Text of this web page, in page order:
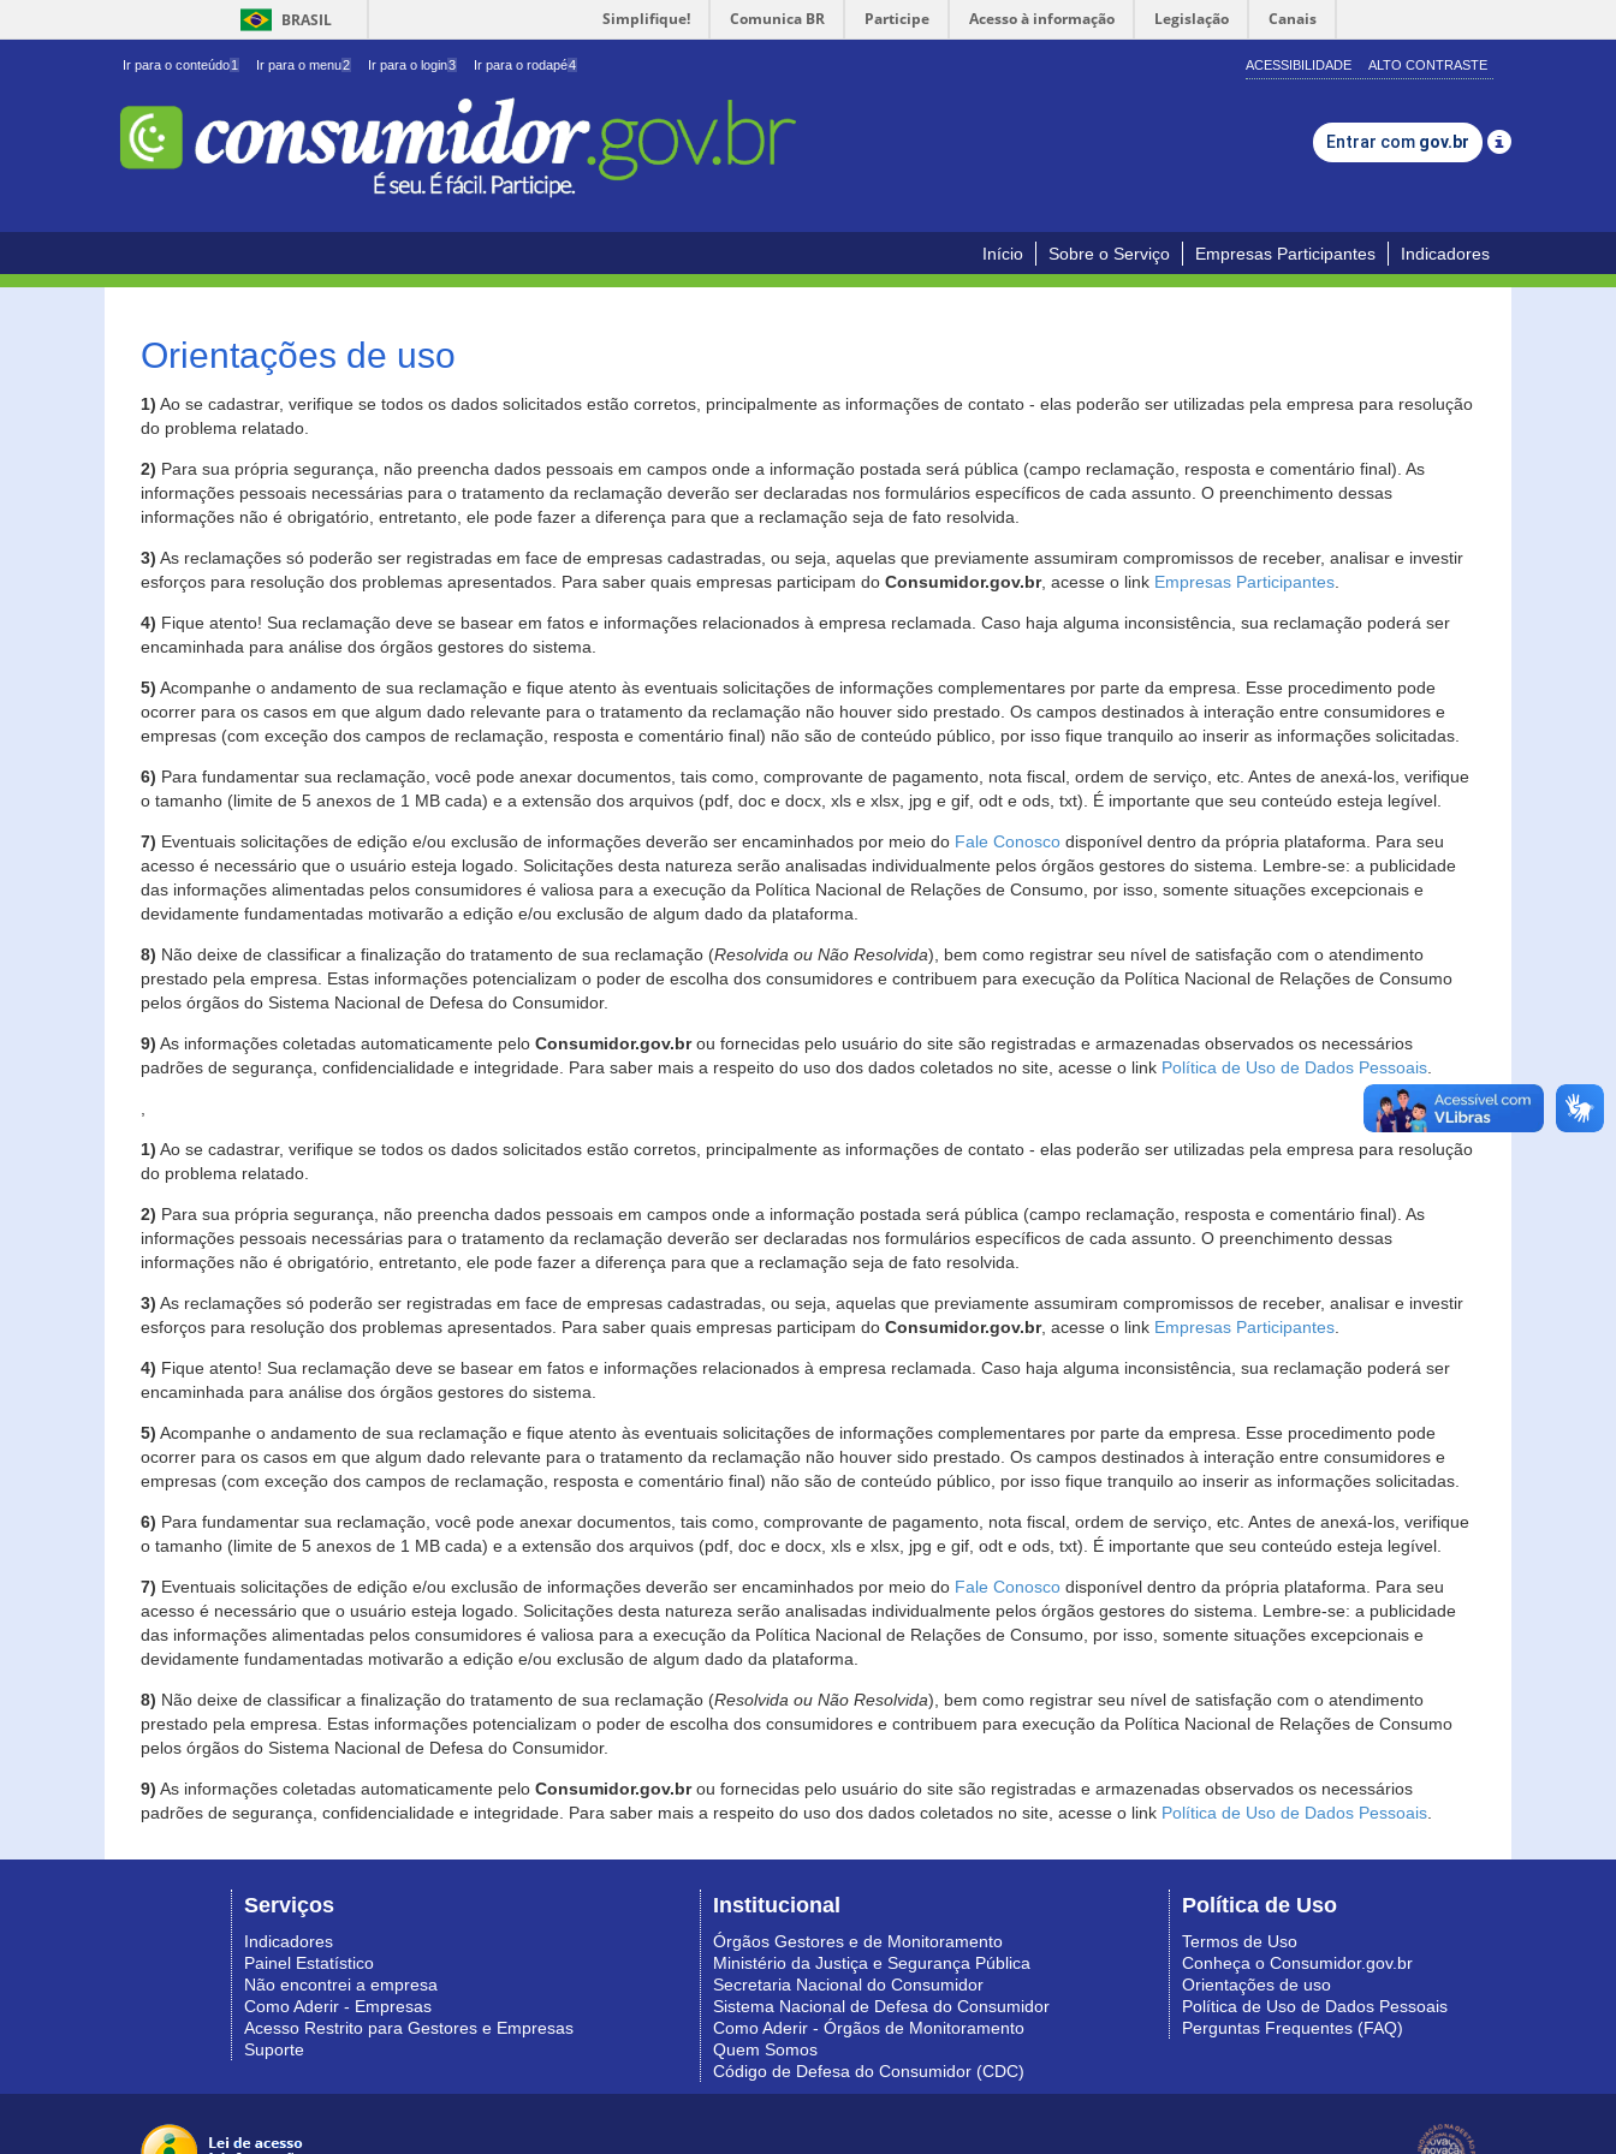
BRASIL Simplifique! Comunica BR Participe Acesso à informação Legislação Canais
Ir para o conteúdo1 Ir para o menu2 Ir para o login3 Ir para o rodapé4 ACESSIBILIDADE ALTO CONTRASTE
Entrar com gov.br
Início Sobre o Serviço Empresas Participantes Indicadores
Orientações de uso
1) Ao se cadastrar, verifique se todos os dados solicitados estão corretos, principalmente as informações de contato - elas poderão ser utilizadas pela empresa para resolução
do problema relatado.
2) Para sua própria segurança, não preencha dados pessoais em campos onde a informação postada será pública (campo reclamação, resposta e comentário final). As
informações pessoais necessárias para o tratamento da reclamação deverão ser declaradas nos formulários específicos de cada assunto. O preenchimento dessas
informações não é obrigatório, entretanto, ele pode fazer a diferença para que a reclamação seja de fato resolvida.
3) As reclamações só poderão ser registradas em face de empresas cadastradas, ou seja, aquelas que previamente assumiram compromissos de receber, analisar e investir
esforços para resolução dos problemas apresentados. Para saber quais empresas participam do Consumidor.gov.br, acesse o link Empresas Participantes
4) Fique atento! Sua reclamação deve se basear em fatos e informações relacionados à empresa reclamada. Caso haja alguma inconsistência, sua reclamação poderá ser
encaminhada para análise dos órgãos gestores do sistema.
5) Acompanhe o andamento de sua reclamação e fique atento às eventuais solicitações de informações complementares por parte da empresa. Esse procedimento pode
ocorrer para os casos em que algum dado relevante para o tratamento da reclamação não houver sido prestado. Os campos destinados à interação entre consumidores e
empresas (com exceção dos campos de reclamação, resposta e comentário final) não são de conteúdo público, por isso fique tranquilo ao inserir as informações solicitadas.
6) Para fundamentar sua reclamação, você pode anexar documentos, tais como, comprovante de pagamento, nota fiscal, ordem de serviço, etc. Antes de anexá-los, verifique
o tamanho (limite de 5 anexos de 1 MB cada) e a extensão dos arquivos (pdf, doc e docx, xls e xlsx, jpg e gif, odt e ods, txt). É importante que seu conteúdo esteja legível.
7) Eventuais solicitações de edição e/ou exclusão de informações deverão ser encaminhados por meio do Fale Conosco disponível dentro da própria plataforma. Para seu
acesso é necessário que o usuário esteja logado. Solicitações desta natureza serão analisadas individualmente pelos órgãos gestores do sistema. Lembre-se: a publicidade
das informações alimentadas pelos consumidores é valiosa para a execução da Política Nacional de Relações de Consumo, por isso, somente situações excepcionais e
devidamente fundamentadas motivarão a edição e/ou exclusão de algum dado da plataforma.
8) Não deixe de classificar a finalização do tratamento de sua reclamação (Resolvida ou Não Resolvida), bem como registrar seu nível de satisfação com o atendimento
prestado pela empresa. Estas informações potencializam o poder de escolha dos consumidores e contribuem para execução da Política Nacional de Relações de Consumo
pelos órgãos do Sistema Nacional de Defesa do Consumidor.
9) As informações coletadas automaticamente pelo Consumidor.gov.brou fornecidas pelo usuário do site são registradas e armazenadas observados os necessários
padrões de segurança, confidencialidade e integridade. Para saber mais a respeito do uso dos dados coletados no site, acesse o link Política de Uso de Dados Pessoais
1) Ao se cadastrar, verifique se todos os dados solicitados estão corretos, principalmente as informações de contato - elas poderão ser utilizadas pela empresa para resolução
do problema relatado.
2) Para sua própria segurança, não preencha dados pessoais em campos onde a informação postada será pública (campo reclamação, resposta e comentário final). As
informações pessoais necessárias para o tratamento da reclamação deverão ser declaradas nos formulários específicos de cada assunto. O preenchimento dessas
informações não é obrigatório, entretanto, ele pode fazer a diferença para que a reclamação seja de fato resolvida.
3) As reclamações só poderão ser registradas em face de empresas cadastradas, ou seja, aquelas que previamente assumiram compromissos de receber, analisar e investir
esforços para resolução dos problemas apresentados. Para saber quais empresas participam do Consumidor.gov.br, acesse o link Empresas Participantes
4) Fique atento! Sua reclamação deve se basear em fatos e informações relacionados à empresa reclamada. Caso haja alguma inconsistência, sua reclamação poderá ser
encaminhada para análise dos órgãos gestores do sistema.
5) Acompanhe o andamento de sua reclamação e fique atento às eventuais solicitações de informações complementares por parte da empresa. Esse procedimento pode
ocorrer para os casos em que algum dado relevante para o tratamento da reclamação não houver sido prestado. Os campos destinados à interação entre consumidores e
empresas (com exceção dos campos de reclamação, resposta e comentário final) não são de conteúdo público, por isso fique tranquilo ao inserir as informações solicitadas.
6) Para fundamentar sua reclamação, você pode anexar documentos, tais como, comprovante de pagamento, nota fiscal, ordem de serviço, etc. Antes de anexá-los, verifique
o tamanho (limite de 5 anexos de 1 MB cada) e a extensão dos arquivos (pdf, doc e docx, xls e xlsx, jpg e gif, odt e ods, txt). É importante que seu conteúdo esteja legível.
7) Eventuais solicitações de edição e/ou exclusão de informações deverão ser encaminhados por meio do Fale Conosco disponível dentro da própria plataforma. Para seu
acesso é necessário que o usuário esteja logado. Solicitações desta natureza serão analisadas individualmente pelos órgãos gestores do sistema. Lembre-se: a publicidade
das informações alimentadas pelos consumidores é valiosa para a execução da Política Nacional de Relações de Consumo, por isso, somente situações excepcionais e
devidamente fundamentadas motivarão a edição e/ou exclusão de algum dado da plataforma.
8) Não deixe de classificar a finalização do tratamento de sua reclamação (Resolvida ou Não Resolvida), bem como registrar seu nível de satisfação com o atendimento
prestado pela empresa. Estas informações potencializam o poder de escolha dos consumidores e contribuem para execução da Política Nacional de Relações de Consumo
pelos órgãos do Sistema Nacional de Defesa do Consumidor.
9) As informações coletadas automaticamente pelo Consumidor.gov.brou fornecidas pelo usuário do site são registradas e armazenadas observados os necessários
padrões de segurança, confidencialidade e integridade. Para saber mais a respeito do uso dos dados coletados no site, acesse o link Política de Uso de Dados Pessoais
Serviços
Indicadores
Painel Estatístico
Não encontrei a empresa
Como Aderir - Empresas
Acesso Restrito para Gestores e Empresas
Suporte
Institucional
Órgãos Gestores e de Monitoramento
Ministério da Justiça e Segurança Pública
Secretaria Nacional do Consumidor
Sistema Nacional de Defesa do Consumidor
Como Aderir - Órgãos de Monitoramento
Quem Somos
Código de Defesa do Consumidor (CDC)
Política de Uso
Termos de Uso
Conheça o Consumidor.gov.br
Orientações de uso
Política de Uso de Dados Pessoais
Perguntas Frequentes (FAQ)